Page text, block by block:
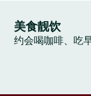
美食靓饮
约会喝咖啡、吃